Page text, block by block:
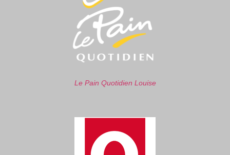
Le Pain Quotidien Louise